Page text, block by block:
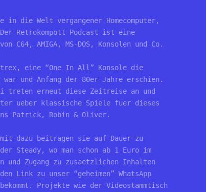
die Welt vergangener Homecomputer,
Retrokompott Podcast ist eine
C64, AMIGA, MS-DOS, Konsolen und Co.
eine “One In All” Konsole die
und Anfang der 80er Jahre erschien.
treten erneut diese Zeitreise an und
ueber klassische Spiele fuer dieses
uns Patrick, Robin & Oliver.
dazu beitragen sie auf Dauer zu
Steady, wo man schon ab 1 Euro im
und Zugang zu zusaetzlichen Inhalten
Link zu unser “geheimen” WhatsApp
Projekte wie der Videostammtisch